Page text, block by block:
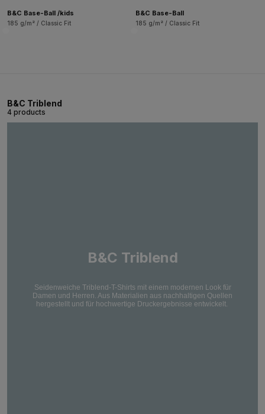
B&C Base-Ball /kids
185 g/m² / Classic Fit
B&C Base-Ball
185 g/m² / Classic Fit
B&C Triblend
4 products
B&C Triblend
Seidenweiche Triblend-T-Shirts mit einem modernen Look für
Damen und Herren. Aus Materialien aus nachhaltigen Quellen
hergestellt und für hochwertige Druckergebnisse entwickelt.